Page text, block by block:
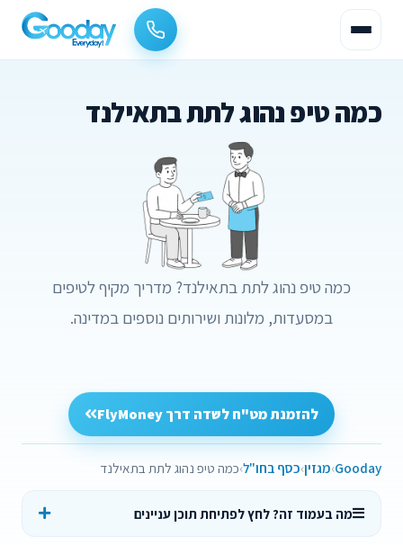
כמה טיפ נהוג לתת בתאילנד
כמה טיפ נהוג לתת בתאילנד? מדריך מקיף לטיפים
במסעדות, מלונות ושירותים נוספים במדינה.
להזמנת מט"ח לשדה דרך FlyMoney
Gooday מגזין כסף בחו"ל כמה טיפ נהוג לתת בתאילנד
מה בעמוד זה? לחץ לפתיחת תוכן עניינים